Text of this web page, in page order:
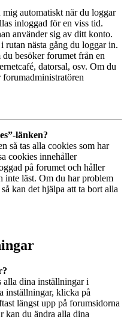
automatiskt när du loggar
inloggad för en viss tid.
använder sig av ditt konto.
nästa gång du loggar in.
besöker forumet från en
datorsal, osv. Om du
forumadministratören
länken?
så tas alla cookies som har
cookies innehåller
på forumet och håller
inte läst. Om du har problem
kan det hjälpa att ta bort alla
alla dina inställningar i
inställningar, klicka på
längst upp på forumsidorna
kan du ändra alla dina